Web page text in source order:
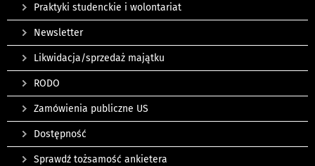
Praktyki studenckie i wolontariat
Newsletter
Likwidacja/sprzedaż majątku
RODO
Zamówienia publiczne US
Dostępność
Sprawdź tożsamość ankietera